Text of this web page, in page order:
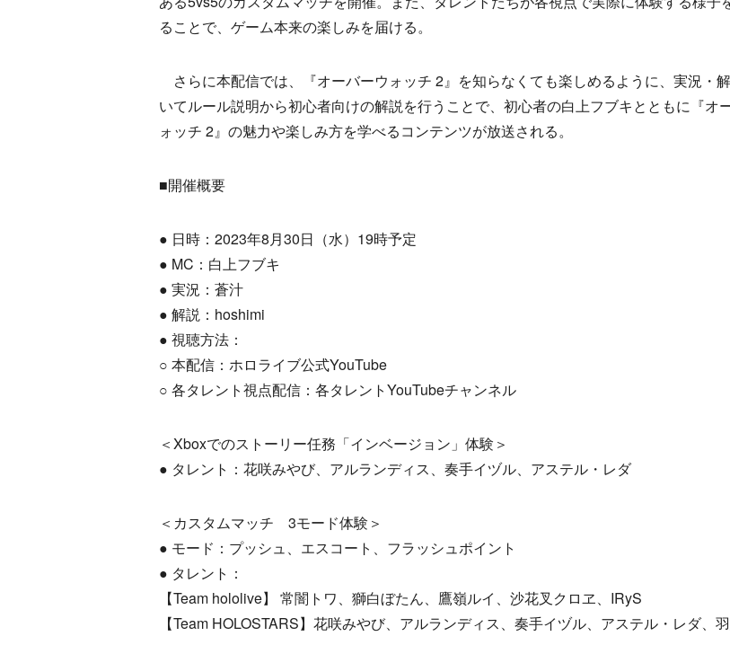
ることで、ゲーム本来の楽しみを届ける。
さらに本配信では、『オーバーウォッチ 2』を知らなくても楽しめるように、実況・
いてルール説明から初心者向けの解説を行うことで、初心者の白上フブキとともに『オ
ォッチ 2』の魅力や楽しみ方を学べるコンテンツが放送される。
■開催概要
● 日時：2023年8月30日（水）19時予定
● MC：白上フブキ
● 実況：蒼汁
● 解説：hoshimi
● 視聴方法：
○ 本配信：ホロライブ公式YouTube
○ 各タレント視点配信：各タレントYouTubeチャンネル
＜Xboxでのストーリー任務「インベージョン」体験＞
● タレント：花咲みやび、アルランディス、奏手イヅル、アステル・レダ
＜カスタムマッチ 3モード体験＞
● モード：プッシュ、エスコート、フラッシュポイント
● タレント：
【Team hololive】 常闇トワ、獅白ぼたん、鷹嶺ルイ、沙花叉クロヱ、IRyS
【Team HOLOSTARS】花咲みやび、アルランディス、奏手イヅル、アステル・レダ、